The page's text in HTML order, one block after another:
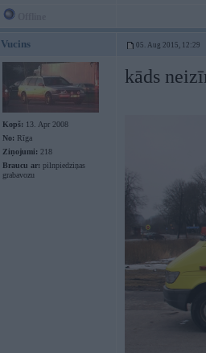
Vucins 05. Aug 2015, 12:29
Kopš: 13. Apr 2008
No: Rīga
Ziņojumi: 218
Braucu ar: pilnpiedziņas
grabavozu
kāds